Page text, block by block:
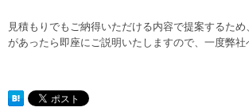
見積もりでもご納得いただける内容で提案するた
があったら即座にご説明いたしますので、一度弊社